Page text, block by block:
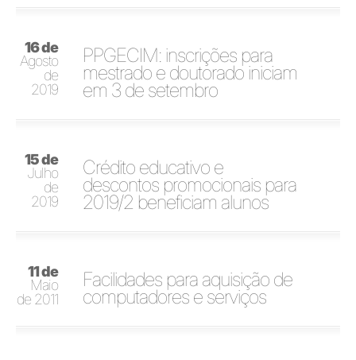
16 de
Agosto
de
2019
PPGECIM: inscrições para
mestrado e doutorado iniciam
em 3 de setembro
15 de
Julho
de
2019
Crédito educativo e
descontos promocionais para
2019/2 beneficiam alunos
11 de
Maio
de 2011
Facilidades para aquisição de
computadores e serviços